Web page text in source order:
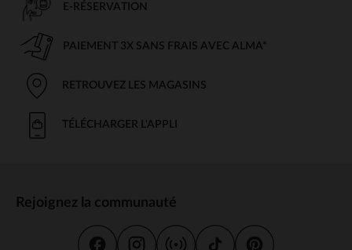
E-RÉSERVATION
PAIEMENT 3X SANS FRAIS AVEC ALMA*
RETROUVEZ LES MAGASINS
TÉLÉCHARGER L'APPLI
Rejoignez la communauté